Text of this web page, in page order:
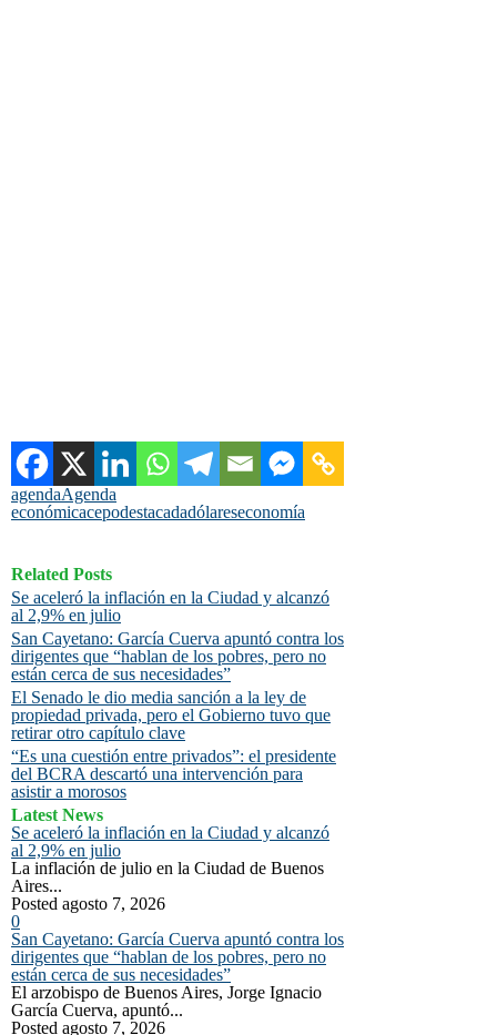
agendaAgenda
económicacepodestacadadólareseconomía
Related Posts
Se aceleró la inflación en la Ciudad y alcanzó
al 2,9% en julio
San Cayetano: García Cuerva apuntó contra los
dirigentes que “hablan de los pobres, pero no
están cerca de sus necesidades”
El Senado le dio media sanción a la ley de
propiedad privada, pero el Gobierno tuvo que
retirar otro capítulo clave
“Es una cuestión entre privados”: el presidente
del BCRA descartó una intervención para
asistir a morosos
Latest News
Se aceleró la inflación en la Ciudad y alcanzó
al 2,9% en julio
La inflación de julio en la Ciudad de Buenos
Aires...
Posted agosto 7, 2026
0
San Cayetano: García Cuerva apuntó contra los
dirigentes que “hablan de los pobres, pero no
están cerca de sus necesidades”
El arzobispo de Buenos Aires, Jorge Ignacio
García Cuerva, apuntó...
Posted agosto 7, 2026